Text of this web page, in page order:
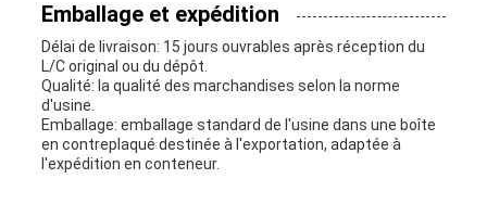
Emballage et expédition
Délai de livraison: 15 jours ouvrables après réception du
L/C original ou du dépôt.
Qualité: la qualité des marchandises selon la norme
d'usine.
Emballage: emballage standard de l'usine dans une boîte
en contreplaqué destinée à l'exportation, adaptée à
l'expédition en conteneur.